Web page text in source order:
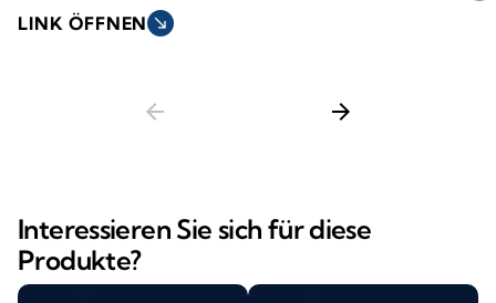
LINK ÖFFNEN south_east
arrow_back arrow_forward
Interessieren Sie sich für diese
Produkte?